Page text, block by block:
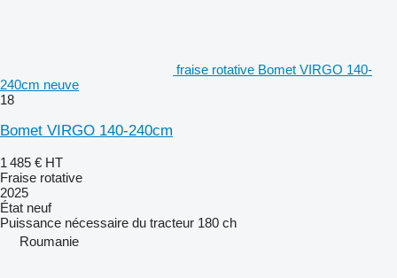
fraise rotative Bomet VIRGO 140-
240cm neuve
18
Bomet VIRGO 140-240cm
1 485 € HT
Fraise rotative
2025
État neuf
Puissance nécessaire du tracteur 180 ch
Roumanie